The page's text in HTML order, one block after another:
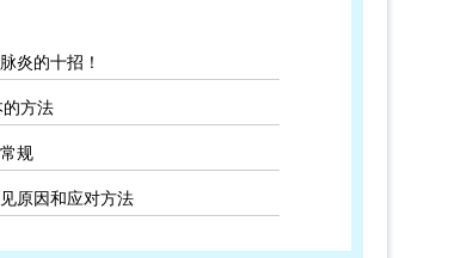
炎的十招！
的方法
规
原因和应对方法